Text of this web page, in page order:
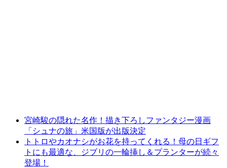
宮崎駿の隠れた名作！描き下ろしファンタジー漫画
「シュナの旅」米国版が出版決定
トトロやカオナシがお花を持ってくれる！母の日ギフ
トにも最適な、ジブリの一輪挿し＆プランターが続々
登場！